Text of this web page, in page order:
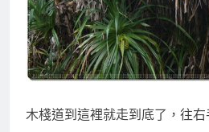
木棧道到這裡就走到底了，往右